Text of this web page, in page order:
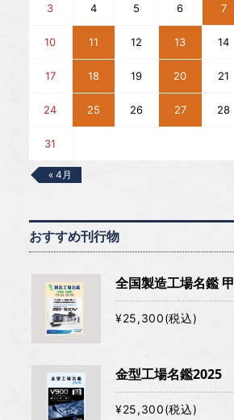
3 4 5 6 7
10 11 12 13 14
17 18 19 20 21
24 25 26 27 28
31
« 4月
おすすめ刊行物
全国製造工場名鑑
¥25,300(税込)
金型工場名鑑2025
¥25,300(税込)